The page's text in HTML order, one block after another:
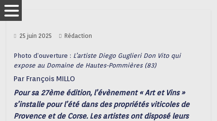
25 juin 2025 Rédaction
Photo d’ouverture : L’artiste Diego Guglieri Don Vito qui
expose au Domaine de Hautes-Pommières (83)
Par François MILLO
Pour sa 27ème édition, l’évènement « Art et Vins »
s’installe pour l’été dans des propriétés viticoles de
Provence et de Corse. Les artistes ont disposé leurs